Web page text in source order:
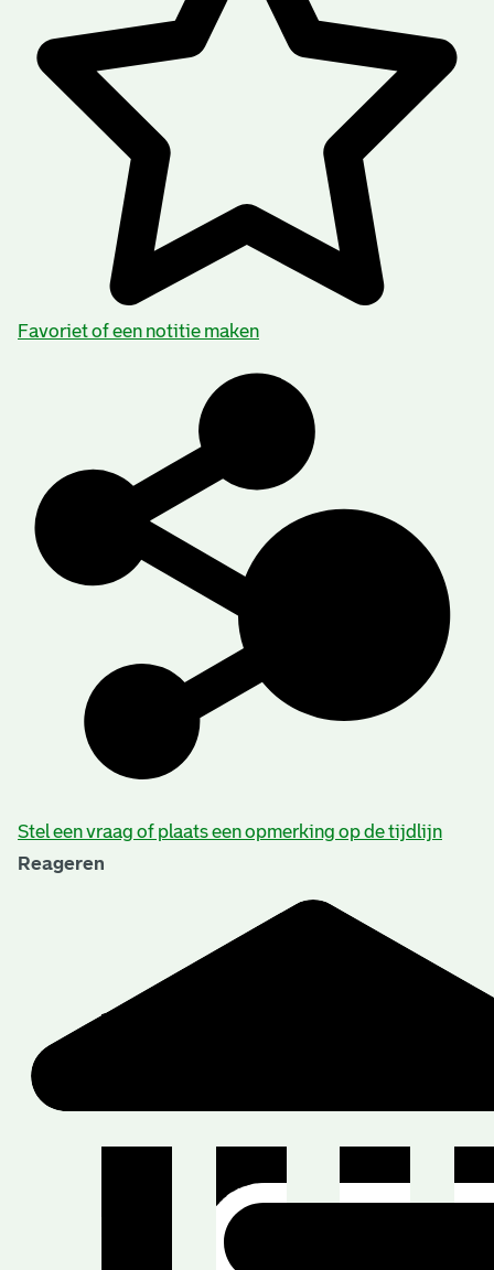
Favoriet of een notitie maken
Stel een vraag of plaats een opmerking op de tijdlijn
Reageren